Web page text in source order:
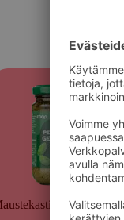
ja tahnat